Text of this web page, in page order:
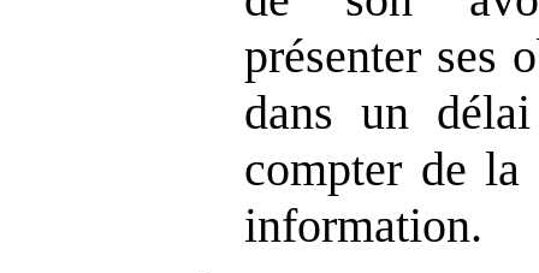
présenter ses
dans un
compter de
information.